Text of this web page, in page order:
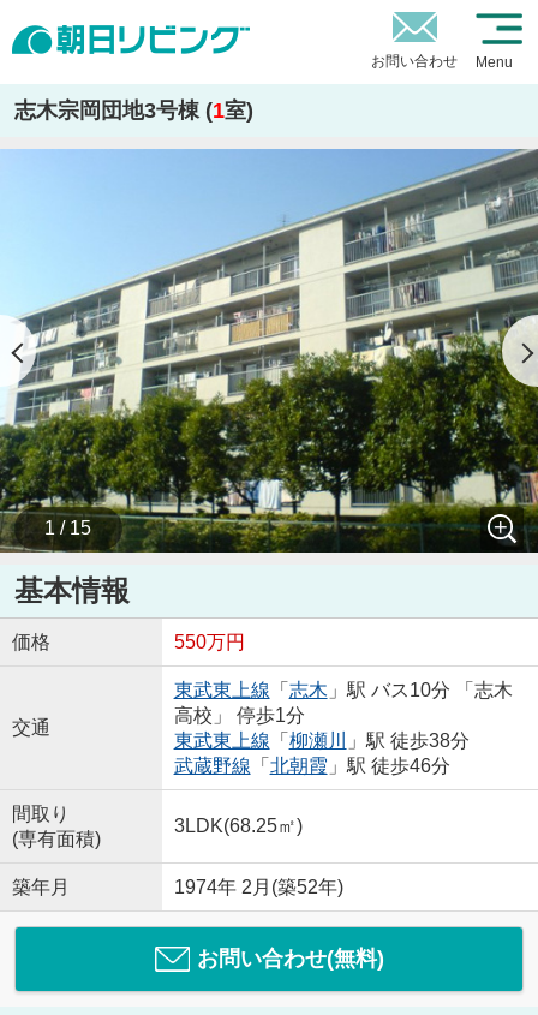
お問い合わせ Menu
志木宗岡団地3号棟 (1室)
1 / 15
基本情報
価格 550万円
交通
東武東上線 「 志木 」駅 バス10分 「志木
高校」 停歩1分
東武東上線 「 柳瀬川
」駅 徒歩38分
武蔵野線 「 北朝霞 」駅 徒歩46分
間取り
(専有面積)
3LDK(68.25㎡)
築年月 1974年 2月(築52年)
お問い合わせ(無料)